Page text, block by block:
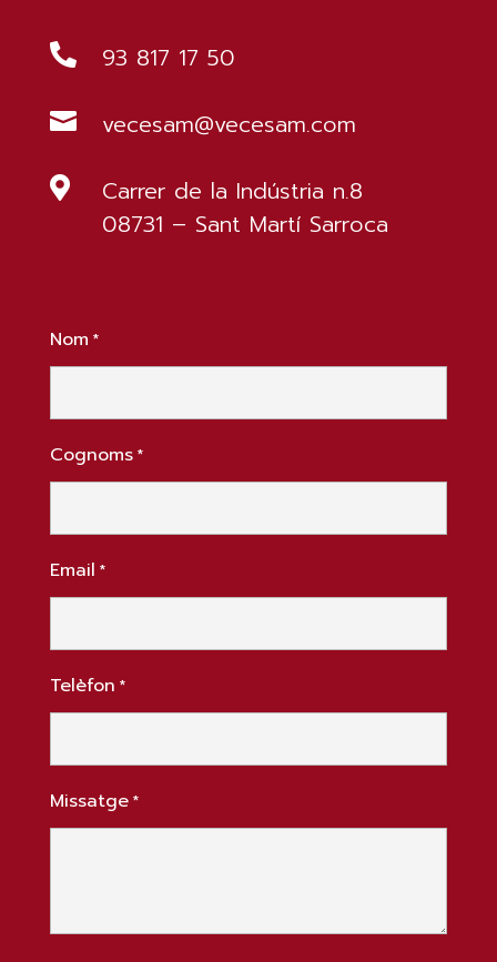
 93 817 17 50
 vecesam@vecesam.com

Carrer de la Indústria n.8
08731 – Sant Martí Sarroca
Nom *
Cognoms *
Email *
Telèfon *
Missatge *